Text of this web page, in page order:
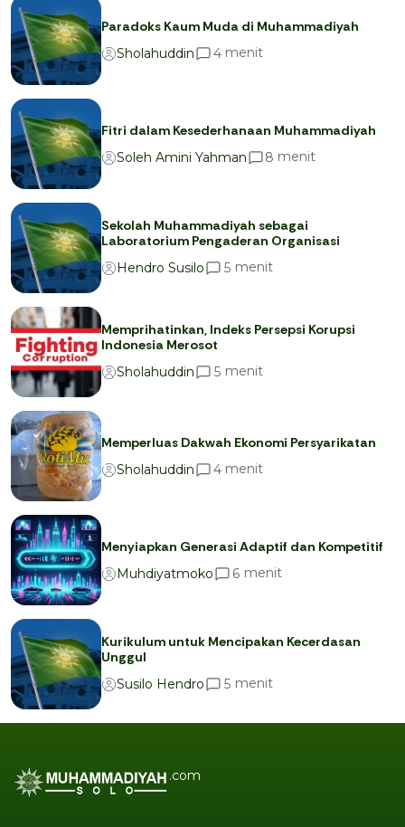
Paradoks Kaum Muda di Muhammadiyah
Sholahuddin
4 menit
Fitri dalam Kesederhanaan Muhammadiyah
Soleh Amini Yahman
8 menit
Sekolah Muhammadiyah sebagai
Laboratorium Pengaderan Organisasi
Hendro Susilo
5 menit
Memprihatinkan, Indeks Persepsi Korupsi
Indonesia Merosot
Sholahuddin
5 menit
Memperluas Dakwah Ekonomi Persyarikatan
Sholahuddin
4 menit
Menyiapkan Generasi Adaptif dan Kompetitif
Muhdiyatmoko
6 menit
Kurikulum untuk Mencipakan Kecerdasan
Unggul
Susilo Hendro
5 menit
.com